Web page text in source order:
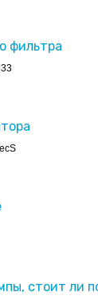
фильтра
стоит ли